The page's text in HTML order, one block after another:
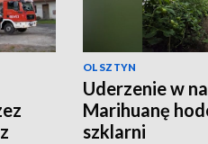
OLSZTYN
Uderzenie w
Marihuanę
szklarni